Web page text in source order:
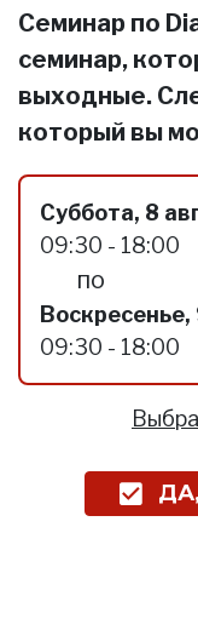
Семинар по
семинар,
выходные.
который вы
Суббота, 8
09:30 - 18:00
по
09:30 - 18:00